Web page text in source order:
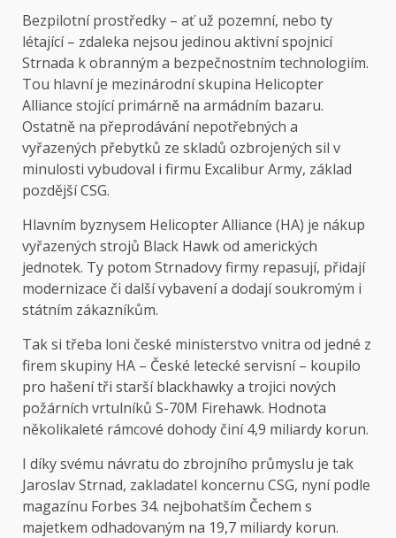
Bezpilotní prostředky – ať už pozemní, nebo ty
létající – zdaleka nejsou jedinou aktivní spojnicí
Strnada k obranným a bezpečnostním technologiím.
Tou hlavní je mezinárodní skupina Helicopter
Alliance stojící primárně na armádním bazaru.
Ostatně na přeprodávání nepotřebných a
vyřazených přebytků ze skladů ozbrojených sil v
minulosti vybudoval i firmu Excalibur Army, základ
pozdější CSG.
Hlavním byznysem Helicopter Alliance (HA) je nákup
vyřazených strojů Black Hawk od amerických
jednotek. Ty potom Strnadovy firmy repasují, přidají
modernizace či další vybavení a dodají soukromým i
státním zákazníkům.
Tak si třeba loni české ministerstvo vnitra od jedné z
firem skupiny HA – České letecké servisní – koupilo
pro hašení tři starší blackhawky a trojici nových
požárních vrtulníků S-70M Firehawk. Hodnota
několikaleté rámcové dohody činí 4,9 miliardy korun.
I díky svému návratu do zbrojního průmyslu je tak
Jaroslav Strnad, zakladatel koncernu CSG, nyní podle
magazínu Forbes 34. nejbohatším Čechem s
majetkem odhadovaným na 19,7 miliardy korun.